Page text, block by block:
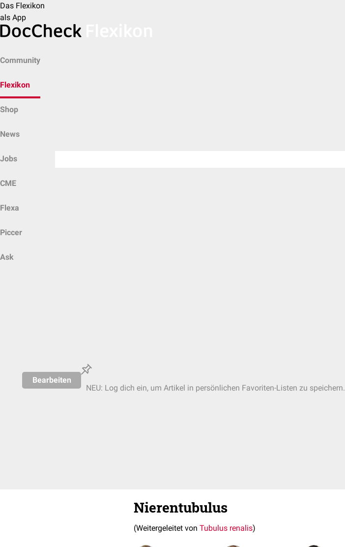
Das Flexikon
als App
Community
Flexikon
Shop
News
Jobs
CME
Flexa
Piccer
Ask
Bearbeiten
NEU: Log dich ein, um Artikel in persönlichen Favoriten-Listen zu speichern.
Nierentubulus
(Weitergeleitet von Tubulus renalis)